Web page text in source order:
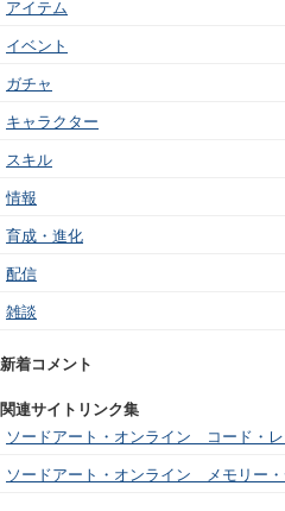
アイテム
イベント
ガチャ
キャラクター
スキル
情報
育成・進化
配信
雑談
新着コメント
関連サイトリンク集
ソードアート・オンライン コード・
ソードアート・オンライン メモリー